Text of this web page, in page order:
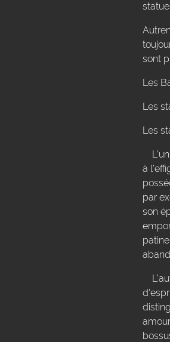
sont
Les
Les
Les
à
par
son